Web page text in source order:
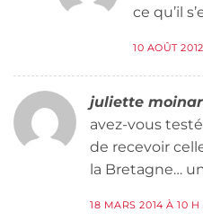
ce qu’il
10 AOÛT
juliette
avez-vous
de recevoir
la Bretagne…
18 MARS 2014 À 10